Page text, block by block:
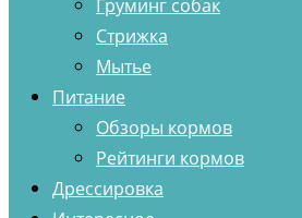
Груминг собак
Стрижка
Мытье
Питание
Обзоры кормов
Рейтинги кормов
Дрессировка